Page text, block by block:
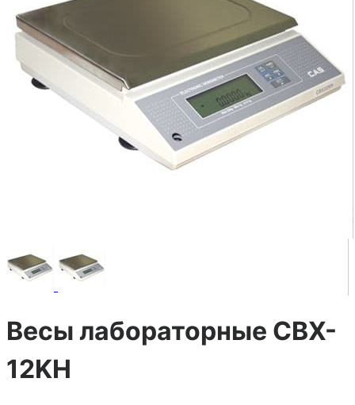
Весы лабораторные CBX-
12KH